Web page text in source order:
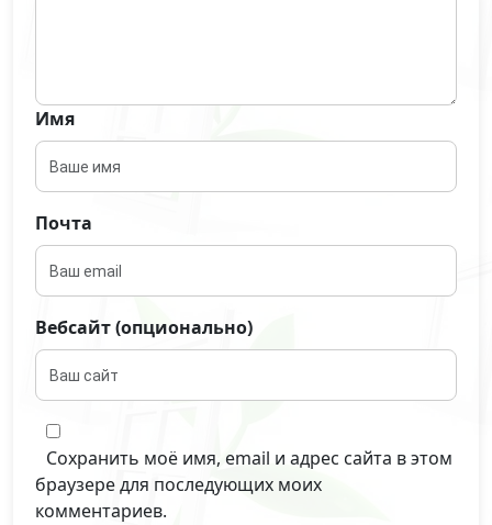
Имя
Почта
Вебсайт (опционально)
Сохранить моё имя, email и адрес сайта в этом
браузере для последующих моих
комментариев.